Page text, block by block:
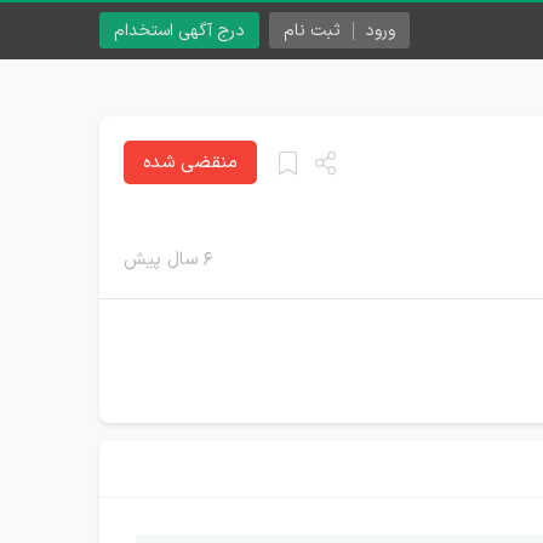
درج آگهی استخدام ورود ثبت نام
۶ سال پیش
منقضی شده